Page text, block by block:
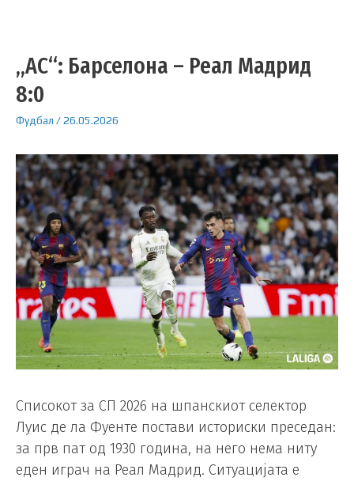
„АС“: Барселона – Реал Мадрид
8:0
Фудбал /26.05.2026
Списокот за СП 2026 на шпанскиот селектор
Луис де ла Фуенте постави историски преседан:
за прв пат од 1930 година, на него нема ниту
еден играч на Реал Мадрид. Ситуацијата е